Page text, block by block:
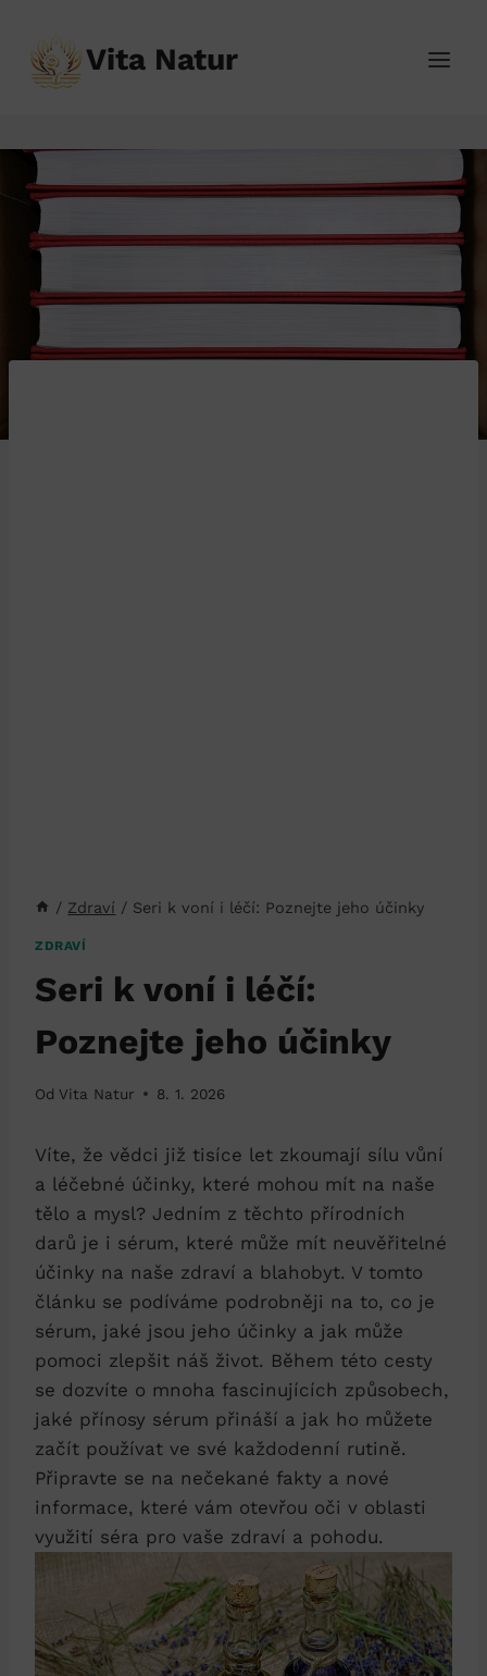
obsah
Vita Natur
/ Zdraví / Seri k voní i léčí: Poznejte jeho účinky
ZDRAVÍ
Seri k voní i léčí:
Poznejte jeho účinky
Od Vita Natur 8. 1. 2026
Víte, že vědci již tisíce let zkoumají sílu vůní
a léčebné účinky, které mohou mít na naše
tělo a mysl? Jedním z těchto přírodních
darů je i sérum, které může mít neuvěřitelné
účinky na naše zdraví a blahobyt. V tomto
článku se podíváme podrobněji na to, co je
sérum, jaké jsou jeho účinky a jak může
pomoci zlepšit náš život. Během této cesty
se dozvíte o mnoha fascinujících způsobech,
jaké přínosy sérum přináší a jak ho můžete
začít používat ve své každodenní rutině.
Připravte se na nečekané fakty a nové
informace, které vám otevřou oči v oblasti
využití séra pro vaše zdraví a pohodu.